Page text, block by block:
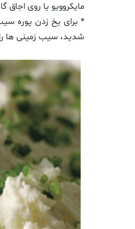
مایکروویو یا روی اجاق
شدید، سیب زمینی ها